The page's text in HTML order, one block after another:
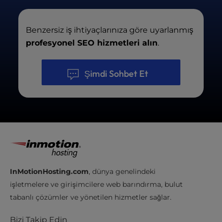
sürebilir.
Benzersiz iş ihtiyaçlarınıza göre uyarlanmış
profesyonel SEO hizmetleri alın.
Şimdi Sohbet Et
InMotionHosting.com, dünya genelindeki
işletmelere ve girişimcilere web barındırma, bulut
tabanlı çözümler ve yönetilen hizmetler sağlar.
Bizi Takip Edin